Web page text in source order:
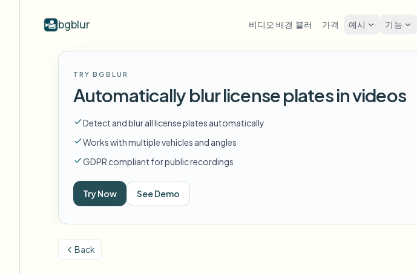
bgblur 비디오 배경 블러 가격 예시 기능
Blur video with AI
Hide faces, plates, and backgrounds in
Start with a clip
번호판 블러 FAST
Auto-detect plates
무엇이든 블러
학교 및 교육
캠퍼스 카메라, 강의, 지역 대량 개인정보 보호
시사회, 출시 및 규정 준수
소매 및 전자상거래
매장 및 창고 영상
의료
블로그
Tips, tutorials, and product updates
자주 묻는 질문
Answers to common questions
Whitepapers
Privacy compliance research reports
동영상 블러 예시
얼굴 블러, 번호판, 배경 블러, 선택적
모든 예시 보기
예시 라이브러리 전체 탐색
얼굴 블러
Frame-by-frame face tracking
TRY BGBLUR
Automatically blur license plates in videos
Detect and blur all license plates automatically
Works with multiple vehicles and angles
GDPR compliant for public recordings
Try Now See Demo
Back